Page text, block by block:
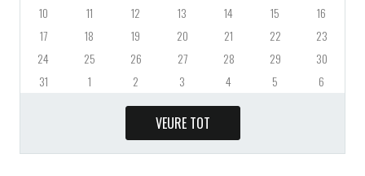
10
11 12 13 14 15
16
17
18 19 20 21 22
23
24
25 26 27 28 29
30
31
1 2 3 4 5 6
VEURE TOT